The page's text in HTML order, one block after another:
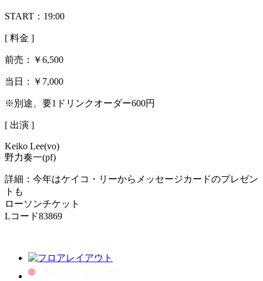
START：19:00
[ 料金 ]
前売： ￥6,500
当日： ￥7,000
※別途、要1ドリンクオーダー600円
[ 出演 ]
Keiko Lee(vo)
野力奏一(pf)
詳細： 今年はケイコ・リーからメッセージカードのプレゼン
トも
ローソンチケット
Lコード83869